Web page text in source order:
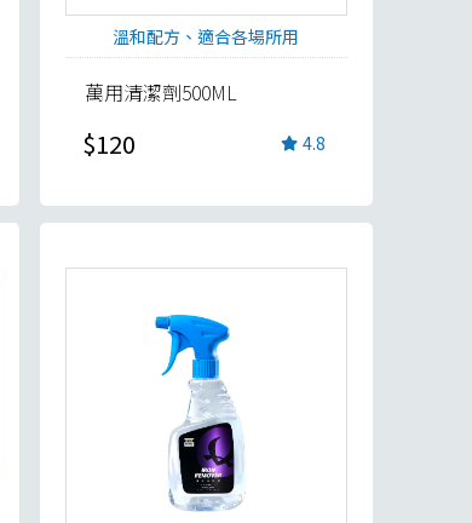
溫和配方、適合各場所用
萬用清潔劑500ML
$120 4.8